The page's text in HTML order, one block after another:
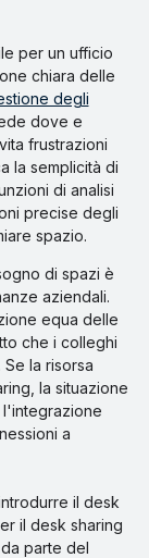
per un ufficio
chiara delle
degli
dove e
frustrazioni
la semplicità di
di analisi
precise degli
spazio.
di spazi è
aziendali.
equa delle
che i colleghi
la risorsa
la situazione
l'integrazione
a
il desk
il desk sharing
parte del